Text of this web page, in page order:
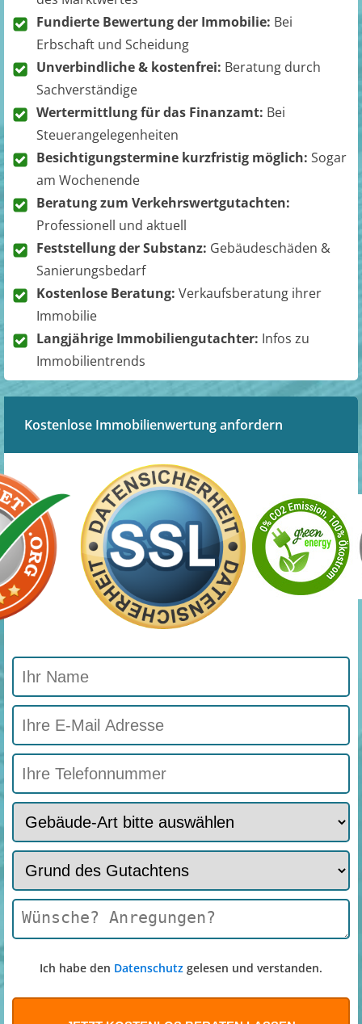
Fundierte Bewertung der Immobilie: Bei
Erbschaft und Scheidung
Unverbindliche & kostenfrei: Beratung durch
Sachverständige
Wertermittlung für das Finanzamt: Bei
Steuerangelegenheiten
Besichtigungstermine kurzfristig möglich: Sogar
am Wochenende
Beratung zum Verkehrswertgutachten:
Professionell und aktuell
Feststellung der Substanz: Gebäudeschäden &
Sanierungsbedarf
Kostenlose Beratung: Verkaufsberatung ihrer
Immobilie
Langjährige Immobiliengutachter: Infos zu
Immobilientrends
Kostenlose Immobilienwertung anfordern
Ich habe den Datenschutz gelesen und verstanden.